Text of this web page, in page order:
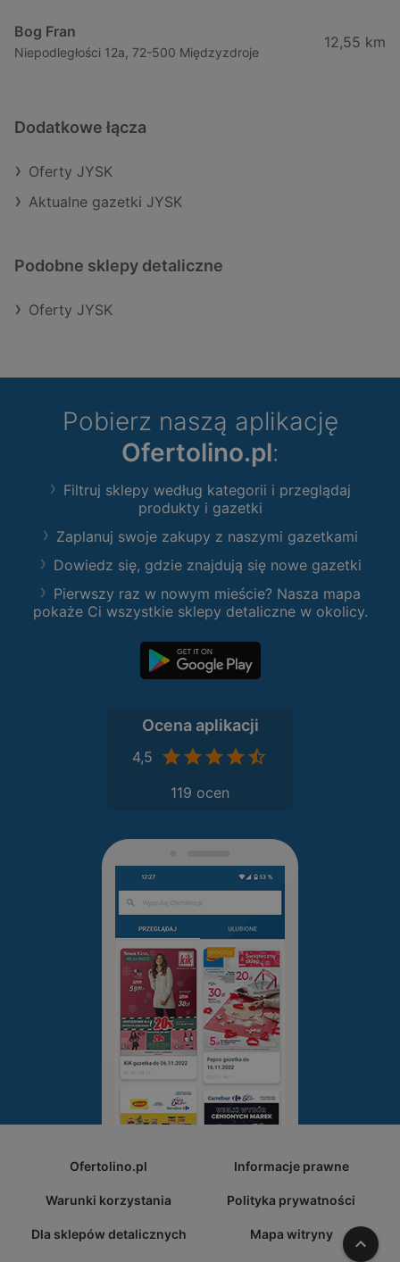
Bog Fran
Niepodległości 12a, 72-500 Międzyzdroje
12,55 km
Dodatkowe łącza
Oferty JYSK
Aktualne gazetki JYSK
Podobne sklepy detaliczne
Oferty JYSK
Pobierz naszą aplikację
Ofertolino.pl:
Filtruj sklepy według kategorii i przeglądaj
produkty i gazetki
Zaplanuj swoje zakupy z naszymi gazetkami
Dowiedz się, gdzie znajdują się nowe gazetki
Pierwszy raz w nowym mieście? Nasza mapa
pokaże Ci wszystkie sklepy detaliczne w okolicy.
Ocena aplikacji
4,5
119 ocen
Ofertolino.pl Informacje prawne
Warunki korzystania Polityka prywatności
Dla sklepów detalicznych Mapa witryny W